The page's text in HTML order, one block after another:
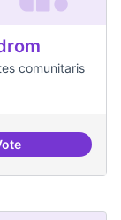
comunitaris
Projecte